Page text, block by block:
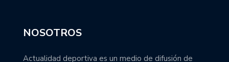
NOSOTROS
Actualidad deportiva es un medio de difusión de